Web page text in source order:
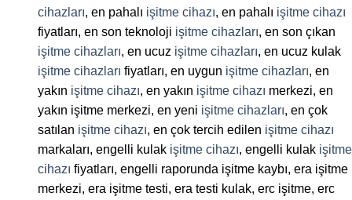
cihazları, en pahalı işitme cihazı, en pahalı işitme cihazı
fiyatları, en son teknoloji işitme cihazları, en son çıkan
işitme cihazları, en ucuz işitme cihazları, en ucuz kulak
işitme cihazları fiyatları, en uygun işitme cihazları, en
yakın işitme cihazı, en yakın işitme cihazı merkezi, en
yakın işitme merkezi, en yeni işitme cihazları, en çok
satılan işitme cihazı, en çok tercih edilen işitme cihazı
markaları, engelli kulak işitme cihazı, engelli kulak işitme
cihazı fiyatları, engelli raporunda işitme kaybı, era işitme
merkezi, era işitme testi, era testi kulak, erc işitme, erc